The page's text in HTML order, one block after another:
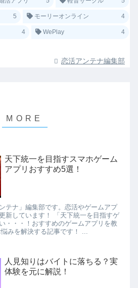
5 モーリーオンライン 4
4 WePlay 4
恋活アンテナ編集部
天下統一を目指すスマホゲーム
アプリおすすめ5選！
テナ」編集部です。恋活やゲームアプ
新しています！ 「天下統一を目指すゲ
・・・！おすすめのゲームアプリを教
みを解決する記事です！ ...
人見知りはバイトに落ちる？実
体験を元に解説！